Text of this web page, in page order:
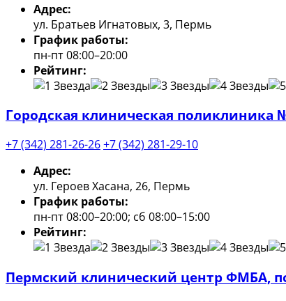
Адрес:
ул. Братьев Игнатовых, 3, Пермь
График работы:
пн-пт 08:00–20:00
Рейтинг:
Городская клиническая поликлиника
+7 (342) 281-26-26+7 (342) 281-29-10
Адрес:
ул. Героев Хасана, 26, Пермь
График работы:
пн-пт 08:00–20:00; сб 08:00–15:00
Рейтинг:
Пермский клинический центр ФМБА,